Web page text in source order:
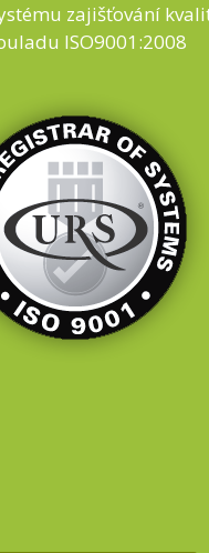
zajišťování
ISO9001:2008